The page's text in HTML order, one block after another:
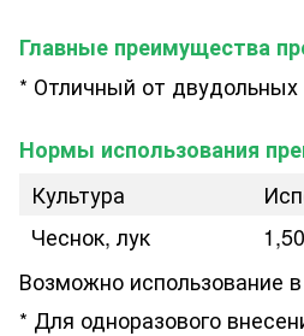
Главные преимущества
* Отличный от двудольных
Нормы использования
Культура
Чеснок, лук
Возможно использование
* Для одноразового